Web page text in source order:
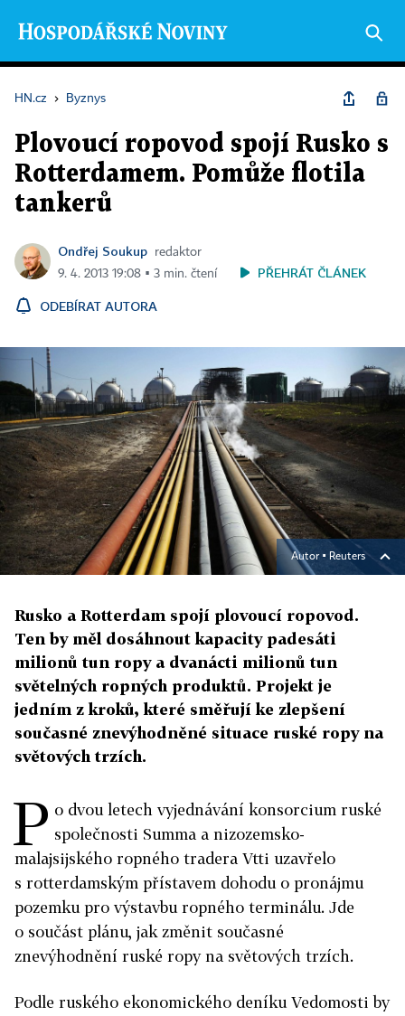
HN.cz › Byznys
Plovoucí ropovod spojí Rusko s
Rotterdamem. Pomůže flotila
tankerů
Ondřej Soukup
redaktor
9. 4. 2013 19:08 ▪ 3 min. čtení
PŘEHRÁT ČLÁNEK
ODEBÍRAT AUTORA
Autor ▪ Reuters
Rusko a Rotterdam spojí plovoucí ropovod.
Ten by měl dosáhnout kapacity padesáti
milionů tun ropy a dvanácti milionů tun
světelných ropných produktů. Projekt je
jedním z kroků, které směřují ke zlepšení
současné znevýhodněné situace ruské ropy na
světových trzích.
P o dvou letech vyjednávání konsorcium ruské
společnosti Summa a nizozemsko-
malajsijského ropného tradera Vtti uzavřelo
s rotterdamským přístavem dohodu o pronájmu
pozemku pro výstavbu ropného terminálu. Jde
o součást plánu, jak změnit současné
znevýhodnění ruské ropy na světových trzích.
Podle ruského ekonomického deníku Vedomosti by